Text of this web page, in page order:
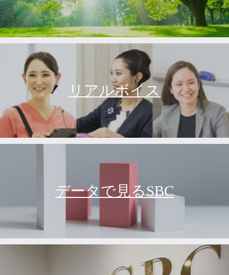
リアルボイス
データで見るSBC